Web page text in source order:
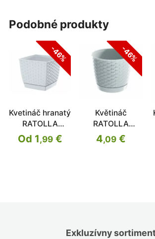
Exkluzívny
podobné produkty
-46%
Kvetináč hranatý
RATOLLA
SQUARE
Od 1,99€
-46%
Květináč
RATOLLA
ROUND bílý
30cm
4,09€